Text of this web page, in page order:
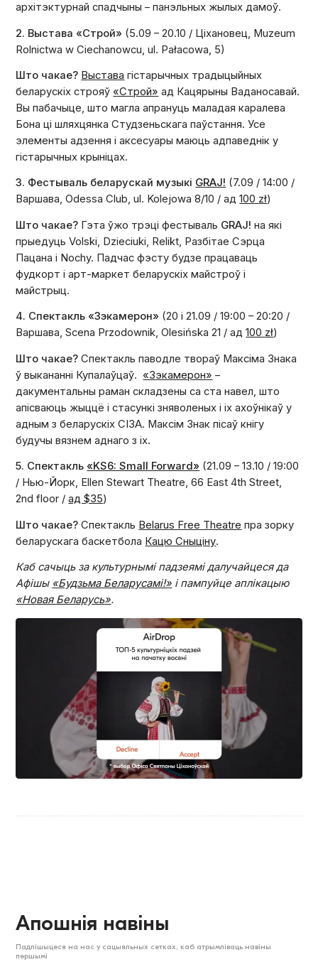
архітэктурнай спадчыны – панэльных жылых дамоў.
2. Выстава «Строй» (5.09 – 20.10 / Ціхановец, Muzeum
Rolnictwa w Ciechanowcu, ul. Pałacowа, 5)
Што чакае? Выстава гістарычных традыцыйных
беларускіх строяў «Строй» ад Кацярыны Ваданосавай.
Вы пабачыце, што магла апрануць маладая каралева
Бона ці шляхцянка Студзеньскага паўстання. Усе
элементы адзення і аксесуары маюць адпаведнік у
гістарычных крыніцах.
3. Фестываль беларускай музыкі GRAJ! (7.09 / 14:00 /
Варшава, Odessa Club, ul. Kolejowa 8/10 / ад100 zł)
Што чакае? Гэта ўжо трэці фестываль GRAJ!на які
прыедуць Volski, Dzieciuki, Relikt, Разбітае Сэрца
Пацана і Nochy. Падчас фэсту будзе працаваць
фудкорт і арт-маркет беларускіх майстроў і
майстрыц.
4. Спектакль «Зэкамерон» (20 і 21.09 / 19:00 – 20:20 /
Варшава,Scena Przodownik, Olesińska 21 /ад100 zł)
Што чакае?Спектакль паводле твораў Максіма Знака
ў выкананні Купалаўцаў. «Зэкамерон» –
дакументальны раман складзены са ста навел, што
апісваюць жыццё і стасункі зняволеных і іх ахоўнікаў у
адным з беларускіх СІЗА. Максім Знак пісаў кнігу
будучы вязнем аднаго з іх.
5. Спектакль«KS6: Small Forward» (21.09 – 13.10 / 19:00
/ Нью-Йорк, Ellen Stewart Theatre, 66 East 4th Street,
2nd floor /ад $35)
Што чакае? Спектакль Belarus Free Theatre пра зорку
беларускага баскетбола Кацю Сныціну.
Каб сачыць за культурнымі падзеямі далучайцеся да
Афішы «Будзьма Беларусамі!» і пампуйце аплікацыю
«Новая Беларусь».
Апошнія навіны
Падпішыцеся на нас у сацыяльных сетках, каб атрымліваць навіны
першымі